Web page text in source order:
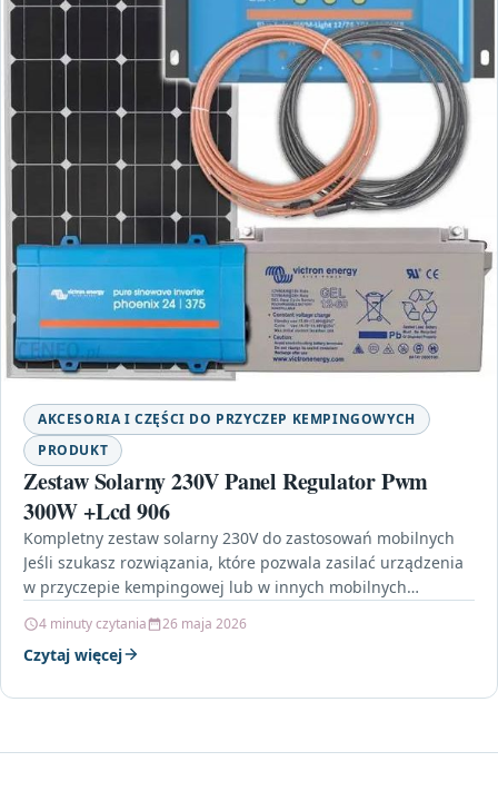
AKCESORIA I CZĘŚCI DO PRZYCZEP KEMPINGOWYCH
PRODUKT
Zestaw Solarny 230V Panel Regulator Pwm
300W +Lcd 906
Kompletny zestaw solarny 230V do zastosowań mobilnych
Jeśli szukasz rozwiązania, które pozwala zasilać urządzenia
w przyczepie kempingowej lub w innych mobilnych
4 minuty czytania 26 maja 2026
Czytaj więcej